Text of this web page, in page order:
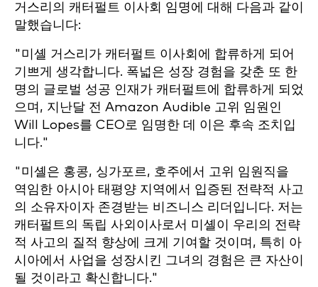
거스리의 캐터펄트 이사회 임명에 대해 다음과 같이
말했습니다:
"미셸 거스리가 캐터펄트 이사회에 합류하게 되어
기쁘게 생각합니다. 폭넓은 성장 경험을 갖춘 또 한
명의 글로벌 성공 인재가 캐터펄트에 합류하게 되었
으며, 지난달 전 Amazon Audible 고위 임원인
Will Lopes를 CEO로 임명한 데 이은 후속 조치입
니다."
"미셸은 홍콩, 싱가포르, 호주에서 고위 임원직을
역임한 아시아 태평양 지역에서 입증된 전략적 사고
의 소유자이자 존경받는 비즈니스 리더입니다. 저는
캐터펄트의 독립 사외이사로서 미셸이 우리의 전략
적 사고의 질적 향상에 크게 기여할 것이며, 특히 아
시아에서 사업을 성장시킨 그녀의 경험은 큰 자산이
될 것이라고 확신합니다."